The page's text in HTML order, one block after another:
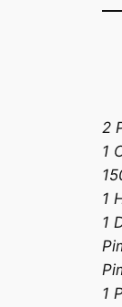
2
1
1
1
1